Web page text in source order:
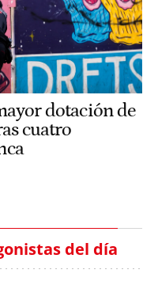
dotación de
cuatro
del día